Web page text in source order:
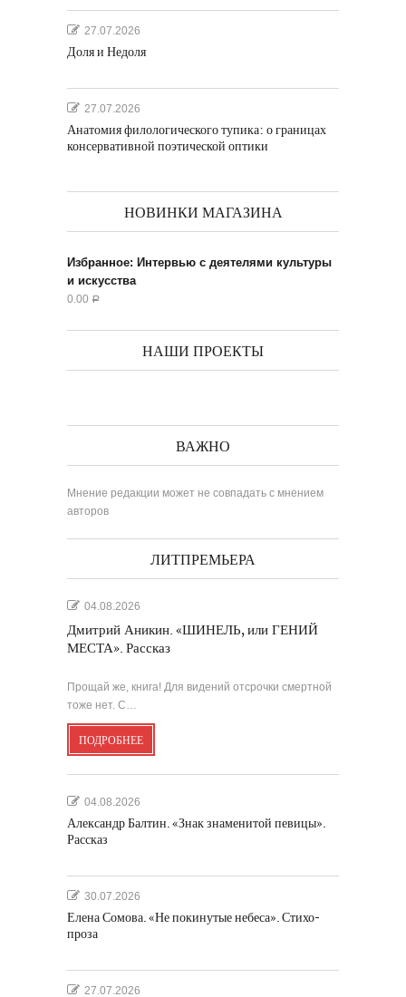
27.07.2026
Доля и Недоля
27.07.2026
Анатомия филологического тупика: о границах
консервативной поэтической оптики
НОВИНКИ МАГАЗИНА
Избранное: Интервью с деятелями культуры
и искусства
0.00 Р
НАШИ ПРОЕКТЫ
ВАЖНО
Мнение редакции может не совпадать с мнением
авторов
ЛИТПРЕМЬЕРА
04.08.2026
Дмитрий Аникин. «ШИНЕЛЬ, или ГЕНИЙ
МЕСТА». Рассказ
Прощай же, книга! Для видений отсрочки смертной
тоже нет. С…
ПОДРОБНЕЕ
04.08.2026
Александр Балтин. «Знак знаменитой певицы».
Рассказ
30.07.2026
Елена Сомова. «Не покинутые небеса». Стихо-
проза
27.07.2026